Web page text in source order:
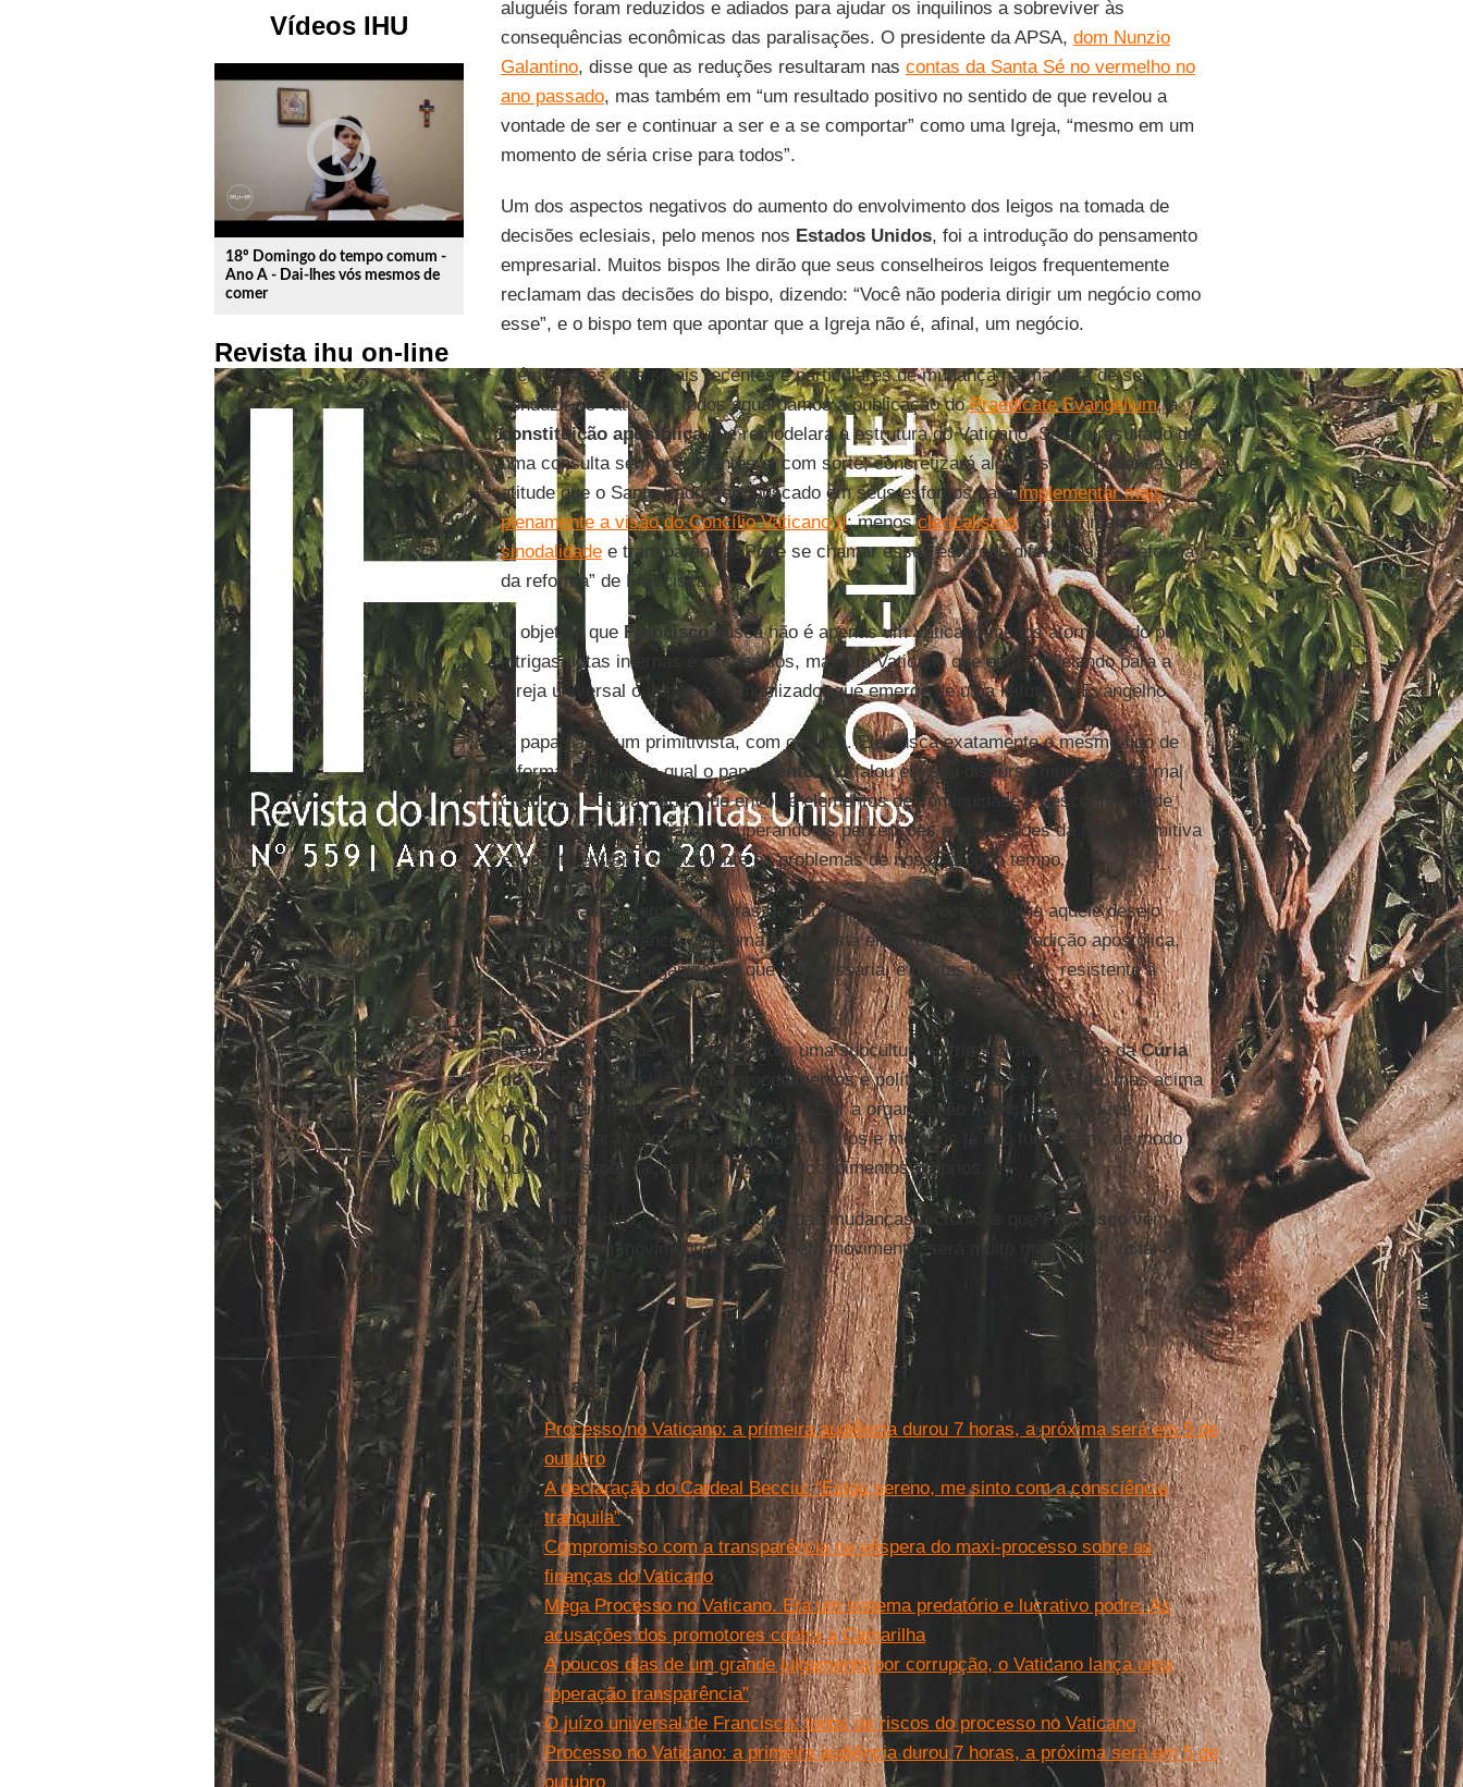
Vídeos IHU
play_circle_outline
18º Domingo do tempo comum -
Ano A - Dai-lhes vós mesmos de
comer
Revista ihu on-line
aluguéis foram reduzidos e adiados para ajudar os inquilinos a sobreviver às
consequências econômicas das paralisações. O presidente da APSA, dom Nunzio
Galantino, disse que as reduções resultaram nas contas da Santa Sé no vermelho no
ano passado, mas também em “um resultado positivo no sentido de que revelou a
vontade de ser e continuar a ser e a se comportar” como uma Igreja, “mesmo em um
momento de séria crise para todos”.
Um dos aspectos negativos do aumento do envolvimento dos leigos na tomada de
decisões eclesiais, pelo menos nos Estados Unidos, foi a introdução do pensamento
empresarial. Muitos bispos lhe dirão que seus conselheiros leigos frequentemente
reclamam das decisões do bispo, dizendo: “Você não poderia dirigir um negócio como
esse”, e o bispo tem que apontar que a Igreja não é, afinal, um negócio.
Além desses dois sinais recentes e particulares de mudança na maneira de se
conduzir do Vaticano, todos aguardamos a publicação doPraedicate Evangelium, a
constituição apostólicaque remodelará a estrutura do Vaticano. Será o resultado de
uma consulta sem precedentes e, com sorte, concretizará algumas das mudanças de
atitude que o Santo Padre tem buscado em seus esforços paraimplementar mais
plenamente a visão do Concílio Vaticano II: menosclericalismoe sigilo, mais
sinodalidadee transparência. Pode se chamar esses esforços diferentes de “reforma
da reforma” de Francisco.
O objetivo que Franciscobusca não é apenas um Vaticano menos atormentado por
intrigas, lutas internas e escândalos, mas um Vaticano que está modelando para a
Igreja universal o impulso evangelizador que emerge de uma leitura do Evangelho.
O papa não é um primitivista, com certeza. Ele busca exatamente o mesmo tipo de
reforma genuína da qual o papaBento XVIfalou em seu discurso muitas vezes mal
citado em 2005 à Cúria, que envolve elementos de continuidade e descontinuidade
com o passado imediato, recuperando as percepções e inspirações da Igreja primitiva
enquanto enfrenta diretamente os problemas de nosso próprio tempo.
Nós, humanos, somos criaturas de hábitos. Quando você combina aquele desejo
humano de constância com uma fé que está enraizada em uma tradição apostólica,
você obtém uma organização que é necessária, e muitas vezes útil, resistente à
mudança.
Franciscoentende que, para mudar uma subcultura entrincheirada como a daCúria
do Vaticano , precisa mudar procedimentos e políticas, às vezes a equipe, mas acima
de tudo, tem que mudar de direção – fazer a organização avançar para novos
objetivos, para os quais seus antigos hábitos e métodos já não funcionam, de modo
que as pessoas façam seus novos procedimentos próprios.
Nos últimos dias, vimos evidências das mudanças tectônicas que Francisco vem
colocando em movimento. Uma vez em movimento, será muito mais difícil voltar
atrás.
Leia mais
Processo no Vaticano: a primeira audiência durou 7 horas, a próxima será em 5 de
outubro
A declaração do Cardeal Becciu: “Estou sereno, me sinto com a consciência
tranquila”
Compromisso com a transparência na véspera do maxi-processo sobre as
finanças do Vaticano
Mega Processo no Vaticano. Era um sistema predatório e lucrativo podre. As
acusações dos promotores contra a Camarilha
A poucos dias de um grande julgamento por corrupção, o Vaticano lança uma
“operação transparência”
O juízo universal de Francisco: todos os riscos do processo no Vaticano
Processo no Vaticano: a primeira audiência durou 7 horas, a próxima será em 5 de
outubro